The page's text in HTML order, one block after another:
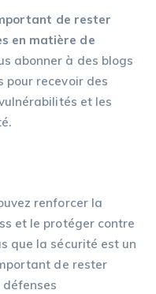
de rester
en matière de
abonner à des blogs
pour recevoir des
et les
renforcer la
et le protéger contre
que la sécurité est un
de rester